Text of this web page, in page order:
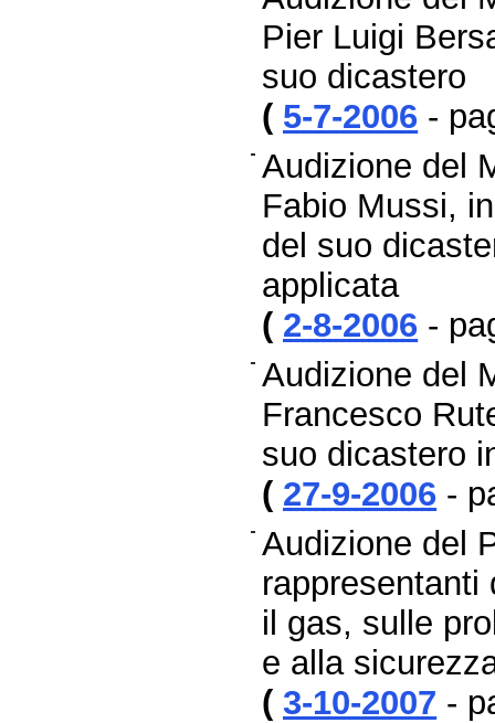
Pier Luigi
suo dicastero
( 5-7-2006 -
Audizione del
Fabio Mussi,
del suo
applicata
( 2-8-2006 -
Audizione del
Francesco
suo dicastero
( 27-9-2006 -
Audizione del
rappresentanti
il gas, sulle
e alla
(3-10-2007 -